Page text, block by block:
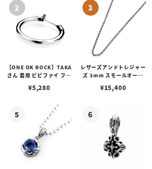
【ONE OK ROCK】TAKA
さん 着用 ビビファイ フー
¥5,280
レザーズアンドトレジャー
ズ 3mm スモールオーバ
ブスタークラスプ＆LTロ
¥15,400